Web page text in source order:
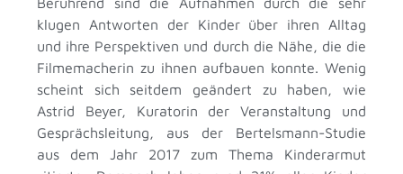
klugen Antworten der Kinder über ihren Alltag
und ihre Perspektiven und durch die Nähe, die die
Filmemacherin zu ihnen aufbauen konnte. Wenig
scheint sich seitdem geändert zu haben, wie
Astrid Beyer, Kuratorin der Veranstaltung und
Gesprächsleitung, aus der Bertelsmann-Studie
aus dem Jahr 2017 zum Thema Kinderarmut